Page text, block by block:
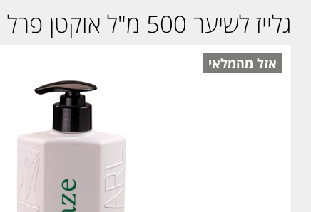
גלייז לשיער 500 מ"ל אוקטן פרל Octan Pearl